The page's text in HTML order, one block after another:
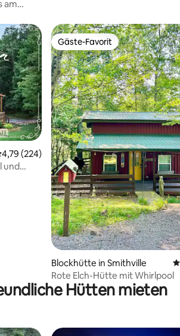
am
Bewertungen
Bewertung: 4,79 von 5,
4,79 (224)
und
Gäste-Favorit
Gäste-Favorit
Blockhütte in Smithville
Rote Elch-Hütte mit Whirlpool
Hütten mieten